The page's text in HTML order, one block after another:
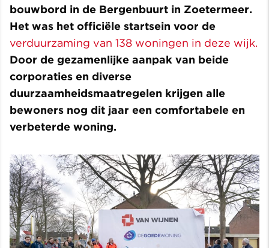
bouwbord in de Bergenbuurt in Zoetermeer.
Het was het officiële startsein voor de
verduurzaming van 138 woningen in deze wijk.
Door de gezamenlijke aanpak van beide
corporaties en diverse
duurzaamheidsmaatregelen krijgen alle
bewoners nog dit jaar een comfortabele en
verbeterde woning.